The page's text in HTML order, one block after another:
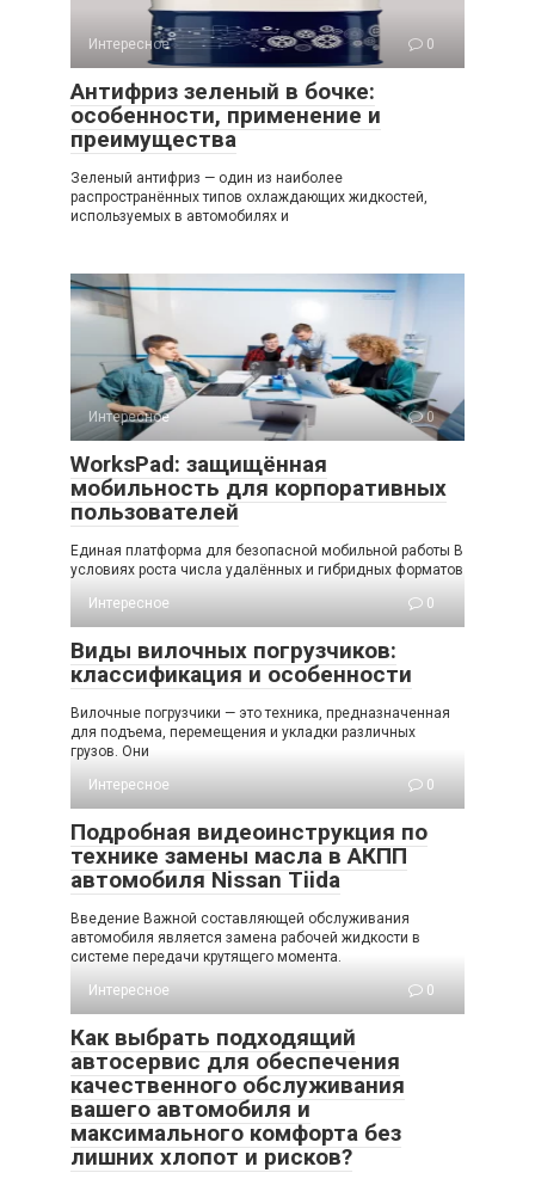
Интересное 0
Антифриз зеленый в бочке:
особенности, применение и
преимущества
Зеленый антифриз — один из наиболее
распространённых типов охлаждающих жидкостей,
используемых в автомобилях и
Интересное 0
WorksPad: защищённая
мобильность для корпоративных
пользователей
Единая платформа для безопасной мобильной работы В
условиях роста числа удалённых и гибридных форматов
Интересное
0
Виды вилочных погрузчиков:
классификация и особенности
Вилочные погрузчики — это техника, предназначенная
для подъема, перемещения и укладки различных
грузов. Они
Интересное
0
Подробная видеоинструкция по
технике замены масла в АКПП
автомобиля Nissan Tiida
Введение Важной составляющей обслуживания
автомобиля является замена рабочей жидкости в
системе передачи крутящего момента.
Интересное
0
Как выбрать подходящий
автосервис для обеспечения
качественного обслуживания
вашего автомобиля и
максимального комфорта без
лишних хлопот и рисков?